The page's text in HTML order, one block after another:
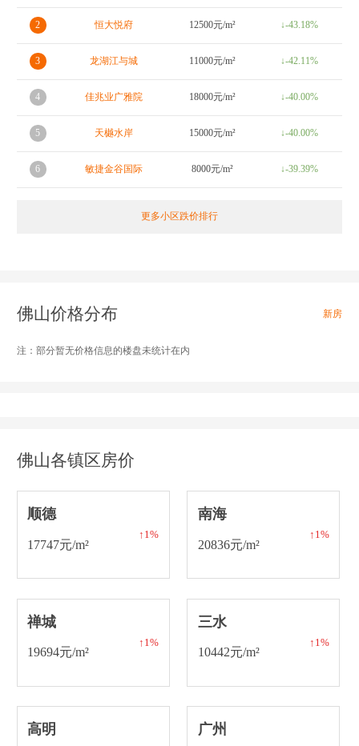
2 恒大悦府 12500元/m² ↓-43.18%
3 龙湖江与城 11000元/m² ↓-42.11%
4 佳兆业广雅院 18000元/m² ↓-40.00%
5 天樾水岸 15000元/m² ↓-40.00%
6 敏捷金谷国际 8000元/m² ↓-39.39%
更多小区跌价排行
佛山价格分布 新房
注：部分暂无价格信息的楼盘未统计在内
佛山各镇区房价
顺德
17747元/m²
↑1%
南海
20836元/m²
↑1%
禅城
19694元/m²
↑1%
三水
10442元/m²
↑1%
高明 广州